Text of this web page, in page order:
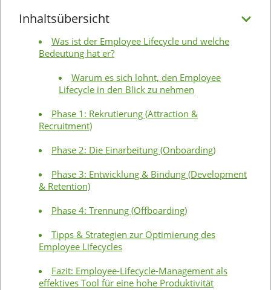
Inhaltsübersicht
Was ist der Employee Lifecycle und welche
Bedeutung hat er?
Warum es sich lohnt, den Employee
Lifecycle in den Blick zu nehmen
Phase 1: Rekrutierung (Attraction &
Recruitment)
Phase 2: Die Einarbeitung (Onboarding)
Phase 3: Entwicklung & Bindung (Development
& Retention)
Phase 4: Trennung (Offboarding)
Tipps & Strategien zur Optimierung des
Employee Lifecycles
Fazit: Employee-Lifecycle-Management als
effektives Tool für eine hohe Produktivität